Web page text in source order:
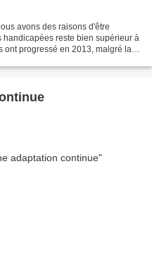
avons des raisons d'être
reste bien supérieur à
ont progressé en 2013, malgré la